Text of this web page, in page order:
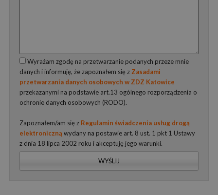
Wyrażam zgodę na przetwarzanie podanych przeze mnie
danych i informuję, że zapoznałem się z Zasadami
przetwarzania danych osobowych w ZDZ Katowice
przekazanymi na podstawie art.13 ogólnego rozporządzenia o
ochronie danych osobowych (RODO).
Zapoznałem/am się z Regulamin świadczenia usług drogą
elektroniczną wydany na postawie art. 8 ust. 1 pkt 1 Ustawy
z dnia 18 lipca 2002 roku i akceptuję jego warunki.
WYŚLIJ